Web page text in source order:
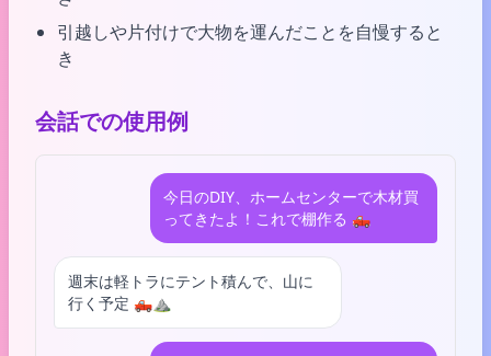
引越しや片付けで大物を運んだことを自慢すると
き
会話での使用例
今日のDIY、ホームセンターで木材買
ってきたよ！これで棚作る 🛻
週末は軽トラにテント積んで、山に
行く予定 🛻⛰️